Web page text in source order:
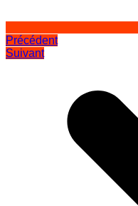
Précédent
Suivant